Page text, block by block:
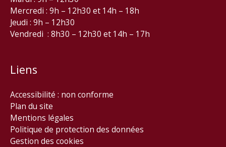
Mercredi : 9h – 12h30 et 14h – 18h
Jeudi : 9h – 12h30
Vendredi : 8h30 – 12h30 et 14h – 17h
Liens
Accessibilité : non conforme
Plan du site
Mentions légales
Politique de protection des données
Gestion des cookies